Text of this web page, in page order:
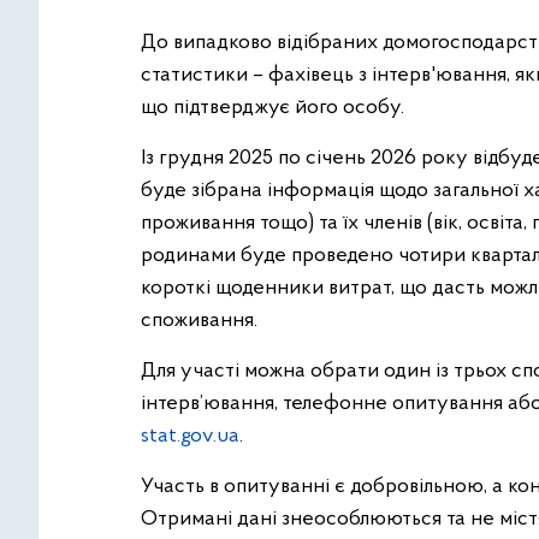
До випадково відібраних
статистики – фахівець з інтерв'ювання,
що підтверджує його особу.
Із грудня 2025 по січень 2026 року
буде зібрана інформація щодо
проживання тощо) та їх членів (вік,
родинами буде проведено чотири
короткі щоденники витрат, що дасть
споживання.
Для участі можна обрати один із трьох
інтерв’ювання, телефонне опитування
stat.gov.ua.
Участь в опитуванні є добровільною, а
Отримані дані знеособлюються та не